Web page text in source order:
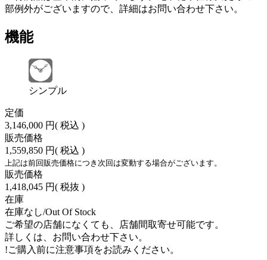
部例外がございますので、詳細はお問い合わせ下さい。
機能
シンプル
定価
3,146,000 円( 税込 )
販売価格
1,559,850 円( 税込 )
上記は前回販売価格につき次回は変動する場合がございます。
販売価格
1,418,045 円( 税抜 )
在庫
在庫なし/Out Of Stock
ご希望の店舗になくても、店舗間取寄せ可能です。
詳しくは、お問い合わせ下さい。
!ご購入前に注意事項をお読みください。